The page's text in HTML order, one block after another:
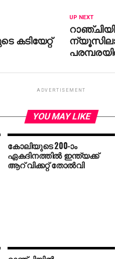
UP NEXT
കടിയേറ്റ്
ADVERTISEMENT
YOU MAY LIKE
കോലിയുടെ 200-ാം
ഏകദിനത്തില്‍ ഇന്ത്യക്ക്
ആറ് വിക്കറ്റ് തോല്‍വി